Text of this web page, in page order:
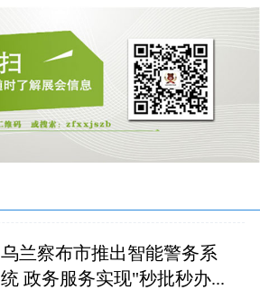
乌兰察布市推出智能警务系
统 政务服务实现"秒批秒办...